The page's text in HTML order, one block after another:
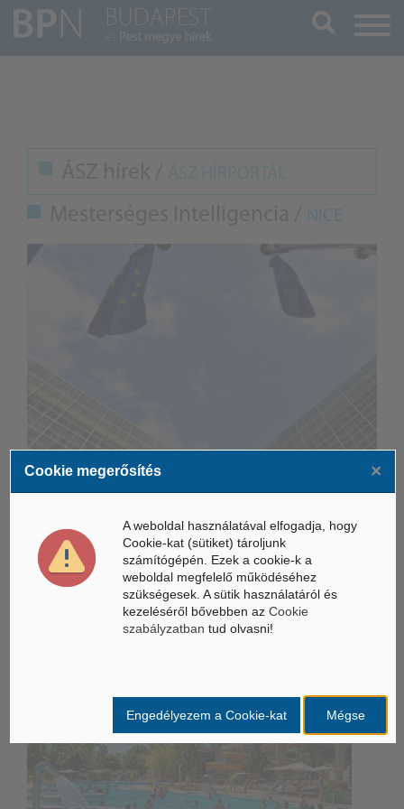
Keresés
NICE
Életbe léptek az Európai Unióban a mesterséges intelligencia
új szabályai
Gyorsabbá válhat a fúziós üzemanyag fejlesztése a
mesterséges intelligenciával
Látó robotkerekesszék segíthet önállóbbá tenni a
mozgáskorlátozott embereket
Cookie megerősítés ×
A weboldal használatával elfogadja, hogy
Cookie-kat (sütiket) tároljunk
számítógépén. Ezek a cookie-k a
weboldal megfelelő működéséhez
szükségesek. A sütik használatáról és
kezeléséről bővebben az Cookie
szabályzatban tud olvasni!
Mégse
Engedélyezem a Cookie-kat